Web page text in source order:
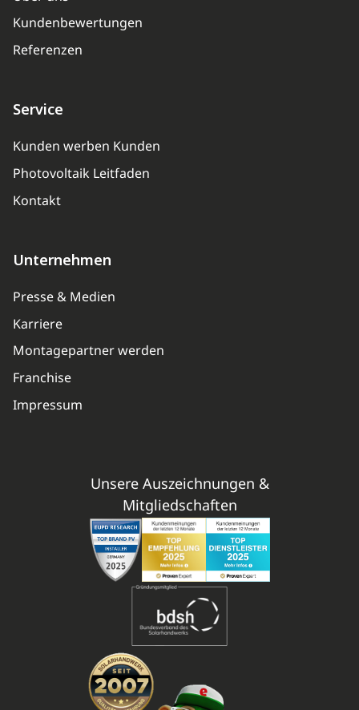
Kundenbewertungen
Referenzen
Service
Kunden werben Kunden
Photovoltaik Leitfaden
Kontakt
Unternehmen
Presse & Medien
Karriere
Montagepartner werden
Franchise
Impressum
Unsere Auszeichnungen &
Mitgliedschaften